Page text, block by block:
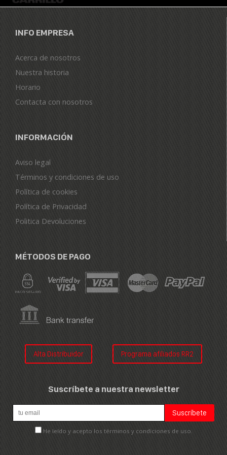
INFO EMPRESA
Acerca de nosotros
Nuestra historia
Horario
Contacta con nosotros
INFORMACIÓN
Aviso legal
Términos y condiciones de uso
Política de cookies
Política de Privacidad
Politica Devoluciones
MÉTODOS DE PAGO
Alta Distribuidor Programa afiliados RR2
Suscríbete a nuestra newsletter
He leído y acepto los términos y condiciones de uso.